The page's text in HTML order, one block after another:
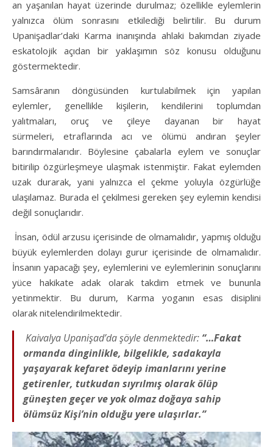
an yaşanılan hayat üzerinde durulmaz; özellikle eylemlerin
yalnızca ölüm sonrasını etkilediği belirtilir. Bu durum
Upanişadlar’daki Karma inanışında ahlaki bakımdan ziyade
eskatolojik açıdan bir yaklaşımın söz konusu olduğunu
göstermektedir.
Samsâranın döngüsünden kurtulabilmek için yapılan
eylemler, genellikle kişilerin, kendilerini toplumdan
yalıtmaları, oruç ve çileye dayanan bir hayat
sürmeleri, etraflarında acı ve ölümü andıran şeyler
barındırmalarıdır. Böylesine çabalarla eylem ve sonuçlar
bitirilip özgürleşmeye ulaşmak istenmiştir. Fakat eylemden
uzak durarak, yani yalnızca el çekme yoluyla özgürlüğe
ulaşılamaz. Burada el çekilmesi gereken şey eylemin kendisi
değil sonuçlarıdır.
İnsan, ödül arzusu içerisinde de olmamalıdır, yapmış olduğu
büyük eylemlerden dolayı gurur içerisinde de olmamalıdır.
İnsanın yapacağı şey, eylemlerini ve eylemlerinin sonuçlarını
yüce hakikate adak olarak takdim etmek ve bununla
yetinmektir. Bu durum, Karma yoganın esas disiplini
olarak nitelendirilmektedir.
Kaivalya Upanişad’da şöyle denmektedir: “…Fakat
ormanda dinginlikle, bilgelikle, sadakayla
yaşayarak kefaretödeyip imanlarını yerine
getirenler, tutkudan sıyrılmış olarak ölüp
güneşten geçer ve yok olmaz doğaya sahip
ölümsüz Kişi’nin olduğu yere ulaşırlar.”